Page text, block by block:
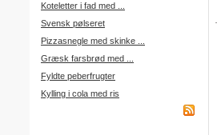
Koteletter i fad med ...
Svensk pølseret
Pizzasnegle med skinke ...
Græsk farsbrød med ...
Fyldte peberfrugter
Kylling i cola med ris